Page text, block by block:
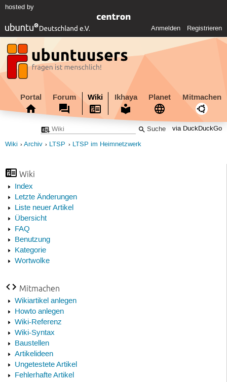
hosted by
Anmelden Registrieren
Portal Forum Wiki Ikhaya Planet Mitmachen
via DuckDuckGo
Wiki Archiv LTSP LTSP im Heimnetzwerk
Wiki
Index
Letzte Änderungen
Liste neuer Artikel
Übersicht
FAQ
Benutzung
Kategorie
Wortwolke
Mitmachen
Wikiartikel anlegen
Howto anlegen
Wiki-Referenz
Wiki-Syntax
Baustellen
Artikelideen
Ungetestete Artikel
Fehlerhafte Artikel